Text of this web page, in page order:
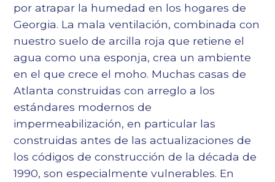
por atrapar la humedad en los hogares de
Georgia. La mala ventilación, combinada con
nuestro suelo de arcilla roja que retiene el
agua como una esponja, crea un ambiente
en el que crece el moho. Muchas casas de
Atlanta construidas con arreglo a los
estándares modernos de
impermeabilización, en particular las
construidas antes de las actualizaciones de
los códigos de construcción de la década de
1990, son especialmente vulnerables. En